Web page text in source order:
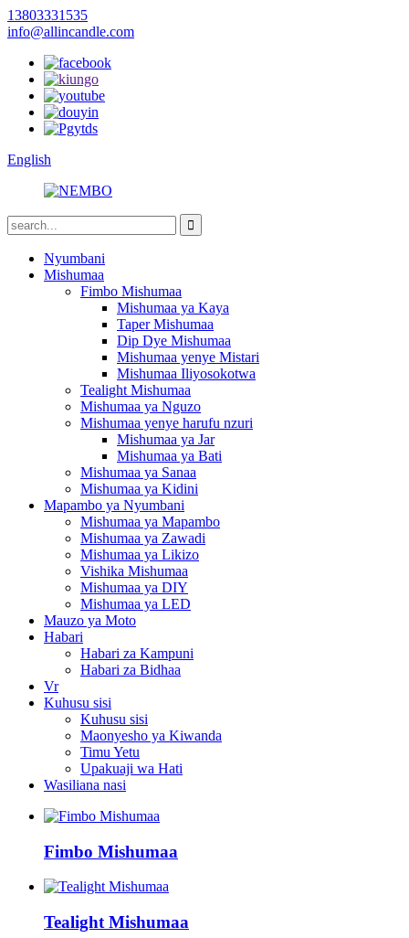
13803331535
info@allincandle.com
English
Nyumbani
Mishumaa
Fimbo Mishumaa
Mishumaa ya Kaya
Taper Mishumaa
Dip Dye Mishumaa
Mishumaa yenye Mistari
Mishumaa Iliyosokotwa
Tealight Mishumaa
Mishumaa ya Nguzo
Mishumaa yenye harufu nzuri
Mishumaa ya Jar
Mishumaa ya Bati
Mishumaa ya Sanaa
Mishumaa ya Kidini
Mapambo ya Nyumbani
Mishumaa ya Mapambo
Mishumaa ya Zawadi
Mishumaa ya Likizo
Vishika Mishumaa
Mishumaa ya DIY
Mishumaa ya LED
Mauzo ya Moto
Habari
Habari za Kampuni
Habari za Bidhaa
Vr
Kuhusu sisi
Kuhusu sisi
Maonyesho ya Kiwanda
Timu Yetu
Upakuaji wa Hati
Wasiliana nasi
Fimbo Mishumaa
Tealight Mishumaa